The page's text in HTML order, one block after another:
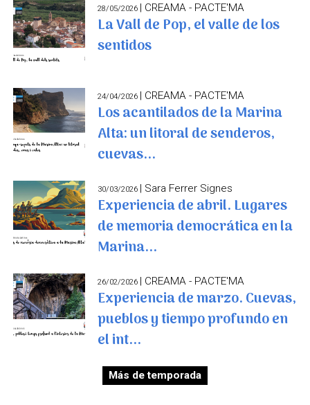
28/05/2026 | CREAMA - PACTE'MA
La Vall de Pop, el valle de los
sentidos
24/04/2026 | CREAMA - PACTE'MA
Los acantilados de la Marina
Alta: un litoral de senderos,
cuevas...
30/03/2026 | Sara Ferrer Signes
Experiencia de abril. Lugares
de memoria democrática en la
Marina...
26/02/2026 | CREAMA - PACTE'MA
Experiencia de marzo. Cuevas,
pueblos y tiempo profundo en
el int...
Más de temporada